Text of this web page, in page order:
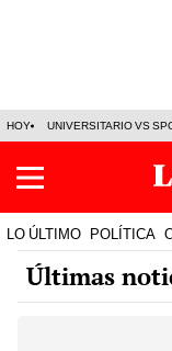
HOY UNIVERSITARIO VS
LO ÚLTIMO POLÍTICA
Últimas